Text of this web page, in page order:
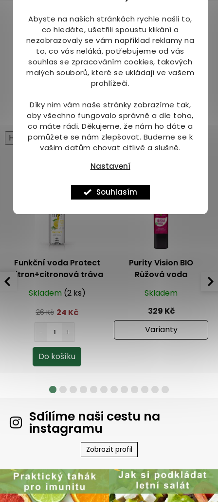
Abyste na našich stránkách rychle našli to,
co hledáte, ušetřili spoustu klikání a
nezobrazovaly se vám například reklamy na
to, co vás neláká, potřebujeme od vás
souhlas se zpracováním cookies, takových
malých souborů, které se ukládají ve vašem
prohlížeči.
Díky nim vám naše stránky zobrazíme tak,
aby všechno fungovalo správně a dle toho,
co máte rádi. Děkujeme, že nám ho dáte a
pomůžete se nám zlepšovat. Budeme se k
vašim datům chovat citlivě a slušně.
Nastavení
Souhlasím
Dospělým doporučujeme (vzhledem k
projímavým účinkům) pít mezi 150-250 ml denně
na lačný žaludek. Pro toho, kdo již Šaratici pije
pravidelně, doporučujeme 50 ml vždy po jídle,
ideálně 2-3x denně.
Balení:
High-contrast mode
Mohlo by Vás zajímat
Funkční voda Protect
citron+citronová tráva
500 ml
Skladem (2 ks)
26 Kč 24 Kč
Tip
Purity Vision BIO
Růžová voda
Skladem
329 Kč
Varianty
Sdílíme naši cestu na
instagramu
Zobrazit profil